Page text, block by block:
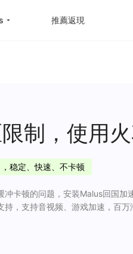
海外直播
海外办公
推薦返現
制，使用
稳定、快速、不卡顿
卡顿的问题，安装Malus回国加
，支持音视频、游戏加速，百